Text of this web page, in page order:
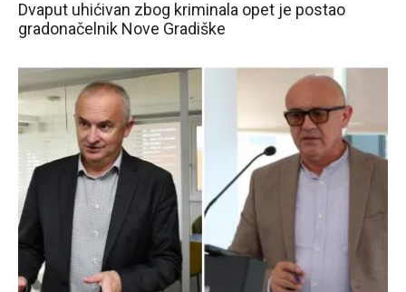
Dvaput uhićivan zbog kriminala opet je postao
gradonačelnik Nove Gradiške